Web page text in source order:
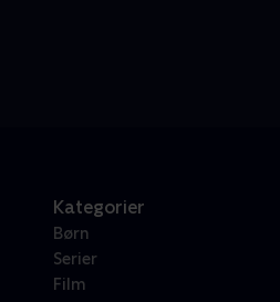
Kategorier
Børn
Serier
Film